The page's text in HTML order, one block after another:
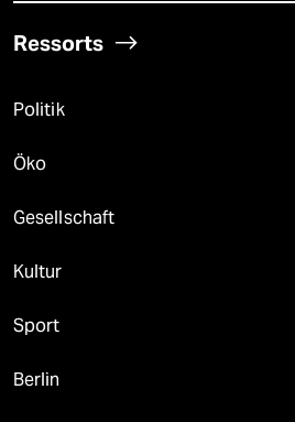
Ressorts
Politik
Öko
Gesellschaft
Kultur
Sport
Berlin